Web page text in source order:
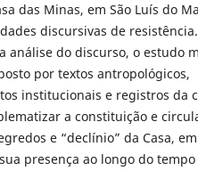
das Minas, em São Luís do
discursivas de
análise do discurso, o estudo
por textos antropológicos,
institucionais e registros da
a constituição e
e “declínio” da Casa,
presença ao longo do tempo